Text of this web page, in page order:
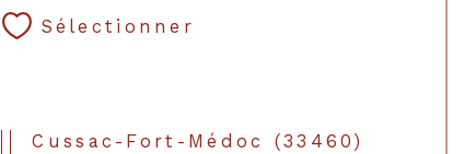
Sélectionner
Cussac-Fort-Médoc (33460)